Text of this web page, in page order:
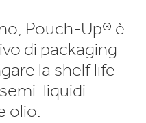
Pouch-Up® è
di packaging
la shelf life
liquidi
olio.